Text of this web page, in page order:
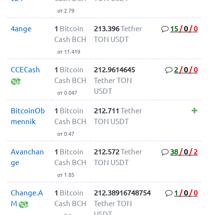
от 2.79
4ange 1 Bitcoin
Cash BCH
от 11.419
213.396Tether
TON USDT
15/0/0
CCECash 1 Bitcoin
Cash BCH
от 0.047
212.9614645
Tether TON
USDT
2/0/0
BitcoinOb
mennik
1 Bitcoin
Cash BCH
от 0.47
212.711 Tether
TON USDT
Avanchan
ge
1 Bitcoin
Cash BCH
от 1.85
212.572Tether
TON USDT
38/0/ 2
Change.A
M
1 Bitcoin
Cash BCH
212.38916748754
Tether TON
1/0/0